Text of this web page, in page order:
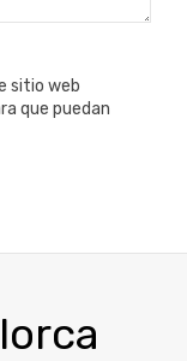
sitio web
que puedan